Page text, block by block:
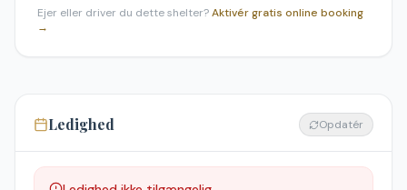
Ejer eller driver du dette shelter?Aktivér gratis online booking
→
Ledighed Opdatér